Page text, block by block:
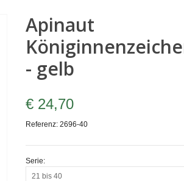
Apinaut
- gelb
€ 24,70
Referenz: 2696-40
Serie:
21 bis 40